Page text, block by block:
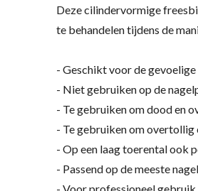
Deze cilindervormige
te behandelen tijdens de
- Geschikt voor de
- Niet gebruiken op de
- Te gebruiken om dood en
- Te gebruiken om overtollig
- Op een laag toerental ook
- Passend op de meeste